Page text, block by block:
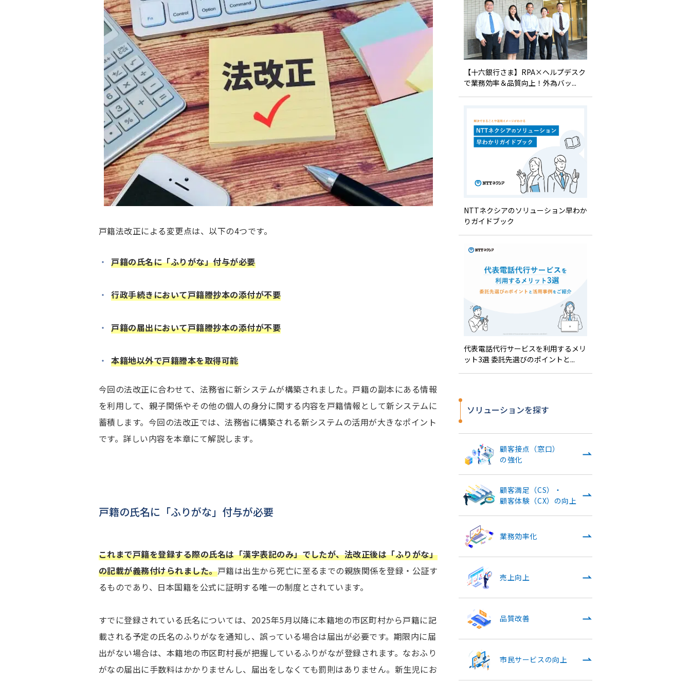
戸籍法改正による変更点は、以下の4つです。
戸籍の氏名に「ふりがな」付与が必要
行政手続きにおいて戸籍謄抄本の添付が不要
戸籍の届出において戸籍謄抄本の添付が不要
本籍地以外で戸籍謄本を取得可能
今回の法改正に合わせて、法務省に新システムが構築されました。戸籍の副本にある情報
を利用して、親子関係やその他の個人の身分に関する内容を戸籍情報として新システムに
蓄積します。今回の法改正では、法務省に構築される新システムの活用が大きなポイント
です。詳しい内容を本章にて解説します。
戸籍の氏名に「ふりがな」付与が必要
これまで戸籍を登録する際の氏名は「漢字表記のみ」でしたが、法改正後は「ふりがな」
の記載が義務付けられました。戸籍は出生から死亡に至るまでの親族関係を登録・公証す
るものであり、日本国籍を公式に証明する唯一の制度とされています。
すでに登録されている氏名については、2025年5月以降に本籍地の市区町村から戸籍に記
載される予定の氏名のふりがなを通知し、誤っている場合は届出が必要です。期限内に届
出がない場合は、本籍地の市区町村長が把握しているふりがなが登録されます。なおふり
がなの届出に手数料はかかりませんし、届出をしなくても罰則はありません。新生児にお
【十六銀行さま】RPA×ヘルプデスク
で業務効率＆品質向上！外為バッ...
NTTネクシアのソリューション早わか
りガイドブック
代表電話代行サービスを利用するメリ
ット3選 委託先選びのポイントと...
ソリューションを探す
顧客接点（窓口）
の強化
顧客満足（CS）・
顧客体験（CX）の向上
業務効率化
売上向上
品質改善
市民サービスの向上